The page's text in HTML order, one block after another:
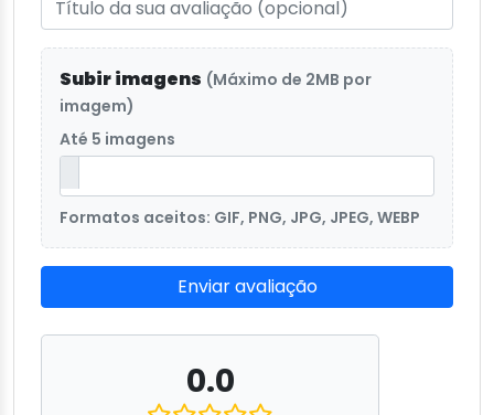
Subir imagens (Máximo de 2MB por
imagem)
Até 5 imagens
Formatos aceitos: GIF, PNG, JPG, JPEG, WEBP
Enviar avaliação
0.0